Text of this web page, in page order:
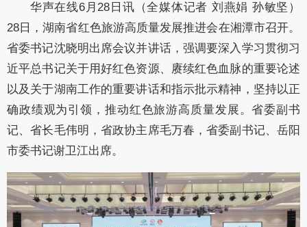
华声在线6月28日讯（全媒体记者 刘燕娟 孙敏坚）
28日，湖南省红色旅游高质量发展推进会在湘潭市召开。
省委书记沈晓明出席会议并讲话，强调要深入学习贯彻习
近平总书记关于用好红色资源、赓续红色血脉的重要论述
以及关于湖南工作的重要讲话和指示批示精神，坚持以正
确政绩观为引领，推动红色旅游高质量发展。省委副书
记、省长毛伟明，省政协主席毛万春，省委副书记、岳阳
市委书记谢卫江出席。